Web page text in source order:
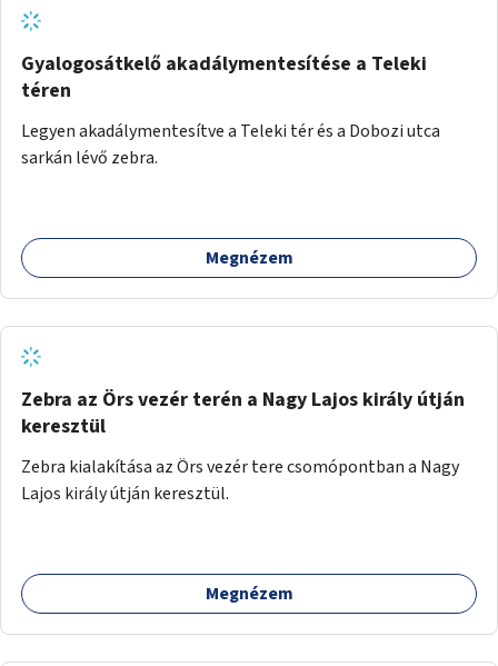
Gyalogosátkelő akadálymentesítése a Teleki
téren
Legyen akadálymentesítve a Teleki tér és a Dobozi utca
sarkán lévő zebra.
Megnézem
Zebra az Örs vezér terén a Nagy Lajos király útján
keresztül
Zebra kialakítása az Örs vezér tere csomópontban a Nagy
Lajos király útján keresztül.
Megnézem